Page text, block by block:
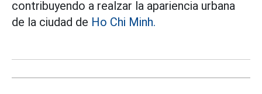
contribuyendo a realzar la apariencia urbana
de la ciudad de Ho Chi Minh.